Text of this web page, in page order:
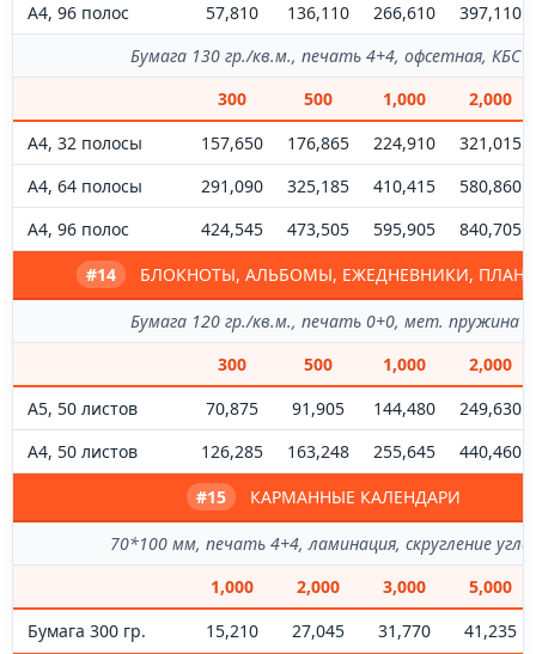
А4, 96 полос
57,810 136,110 266,610
397,110
Бумага 130 гр./кв.м., печать 4+4, офсетная, КБС
300
500 1,000
2,000
А4, 32 полосы
157,650 176,865 224,910
321,015
А4, 64 полосы
291,090 325,185 410,415
580,860
А4, 96 полос
424,545 473,505 595,905
840,705
#14
БЛОКНОТЫ, АЛЬБОМЫ, ЕЖЕДНЕВНИКИ,
Бумага 120 гр./кв.м., печать 0+0, мет. пружина
300
500 1,000
2,000
А5, 50 листов
70,875 91,905 144,480
249,630
А4, 50 листов
126,285 163,248 255,645
440,460
#15
КАРМАННЫЕ КАЛЕНДАРИ
70*100 мм, печать 4+4, ламинация, скругление
1,000
2,000 3,000
5,000
Бумага 300 гр.
15,210 27,045 31,770
41,235